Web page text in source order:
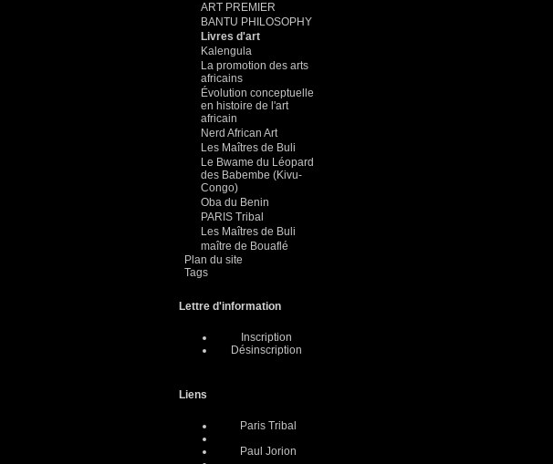
ART PREMIER
BANTU PHILOSOPHY
Livres d'art
Kalengula
La promotion des arts
africains
Évolution conceptuelle
en histoire de l'art
africain
Nerd African Art
Les Maîtres de Buli
Le Bwame du Léopard
des Babembe (Kivu-
Congo)
Oba du Benin
PARIS Tribal
Les Maîtres de Buli
maître de Bouaflé
Plan du site
Tags
Lettre d'information
Inscription
Désinscription
Liens
Paris Tribal
Paul Jorion